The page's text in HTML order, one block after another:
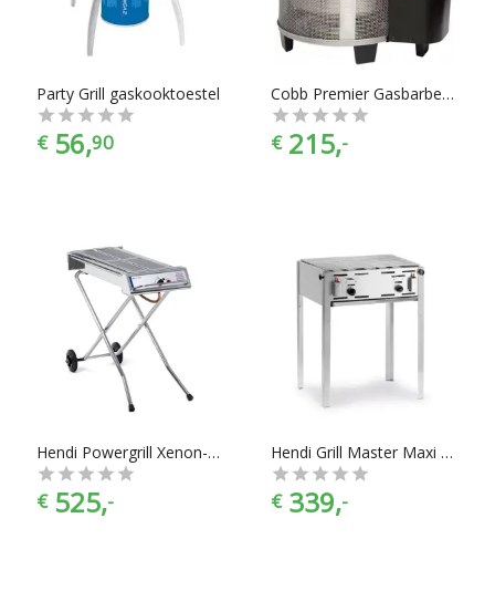
prijscategorieën, voor ieder is er wel wat wils. En met ook
nog eens de juiste merkselectie vind je makkelijk jouw
favoriete merk.
Party Grill gaskooktoestel
€ 56,90
Cobb Premier Gasbarbecue - Ø30 cm - Metaal
€ 215,-
Hendi Powergrill Xenon-Pro
€ 525,-
Hendi Grill Master Maxi Gasbarbecue
€ 339,-